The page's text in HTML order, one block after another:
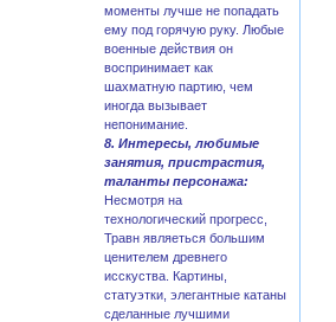
моменты лучше не попадать
ему под горячую руку. Любые
военные действия он
воспринимает как
шахматную партию, чем
иногда вызывает
непонимание.
8. Интересы, любимые
занятия, пристрастия,
таланты персонажа:
Несмотря на
технологический прогресс,
Травн являеться большим
ценителем древнего
исскуства. Картины,
статуэтки, элегантные катаны
сделанные лучшими